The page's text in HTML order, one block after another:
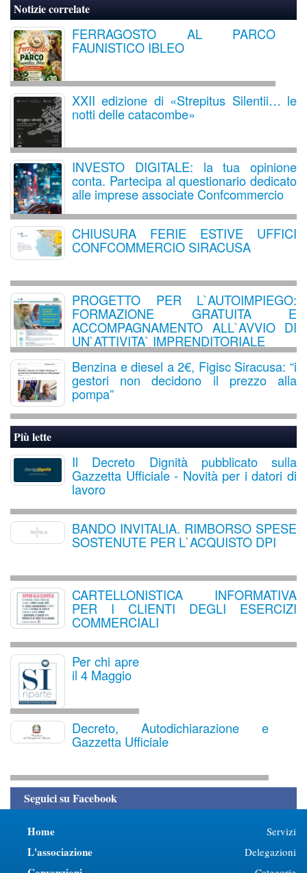
Notizie correlate
FERRAGOSTO AL PARCO
FAUNISTICO IBLEO
XXII edizione di «Strepitus Silentii… le
notti delle catacombe»
INVESTO DIGITALE: la tua opinione
conta. Partecipa al questionario dedicato
alle imprese associate Confcommercio
CHIUSURA FERIE ESTIVE UFFICI
CONFCOMMERCIO SIRACUSA
PROGETTO PER L`AUTOIMPIEGO:
FORMAZIONE GRATUITA E
ACCOMPAGNAMENTO ALL`AVVIO DI
UN`ATTIVITA` IMPRENDITORIALE
Benzina e diesel a 2€, Figisc Siracusa: “i
gestori non decidono il prezzo alla
pompa”
Più lette
Il Decreto Dignità pubblicato sulla
Gazzetta Ufficiale - Novità per i datori di
lavoro
BANDO INVITALIA. RIMBORSO SPESE
SOSTENUTE PER L`ACQUISTO DPI
CARTELLONISTICA INFORMATIVA
PER I CLIENTI DEGLI ESERCIZI
COMMERCIALI
Per chi apre
il 4 Maggio
Decreto, Autodichiarazione e
Gazzetta Ufficiale
Seguici su Facebook
Home
L'associazione
Servizi
Delegazioni